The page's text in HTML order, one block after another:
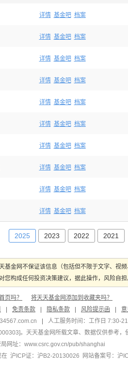
详情 基金吧 档案
详情 基金吧 档案
详情 基金吧 档案
详情 基金吧 档案
详情 基金吧 档案
详情 基金吧 档案
详情 基金吧 档案
详情 基金吧 档案
详情 基金吧 档案
详情 基金吧 档案
2025 2023 2022 2021
金网不保证该信息（包括但不限于文字、视
构成任何投资决策建议，据此操作，风险自
页吗？
将天天基金网添加到收藏夹吗？
免责条款 隐私条款 风险提示函
人工服务时间：工作日 7:30-
。天天基金网所载文章、数据仅供参考，
网址： www.csrc.gov.cn/pub/shanghai
沪ICP证：沪B2-20130026
网站备案号：沪